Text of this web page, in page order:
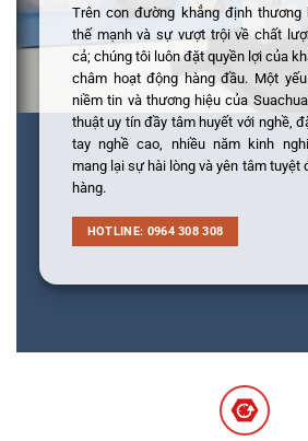
Trên con đường khẳng định thương
thế mạnh và sự vượt trội về chất
cả; chúng tôi luôn đặt quyền lợi của
châm hoạt động hàng đầu. Một
niềm tin và thương hiệu của
thuật uy tín đầy tâm huyết với nghề,
tay nghề cao, nhiều năm kinh
mang lại sự hài lòng và yên tâm tuyệt
hàng.
HOTLINE: 0964 308 308